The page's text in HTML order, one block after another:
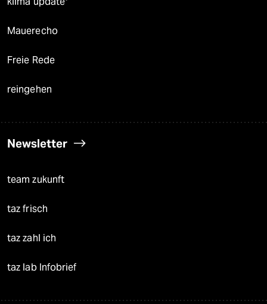
Mauerecho
Freie Rede
reingehen
Newsletter
team zukunft
taz frisch
taz zahl ich
taz lab Infobrief